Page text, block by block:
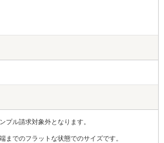
プル請求対象外となります。
までのフラットな状態でのサイズです。